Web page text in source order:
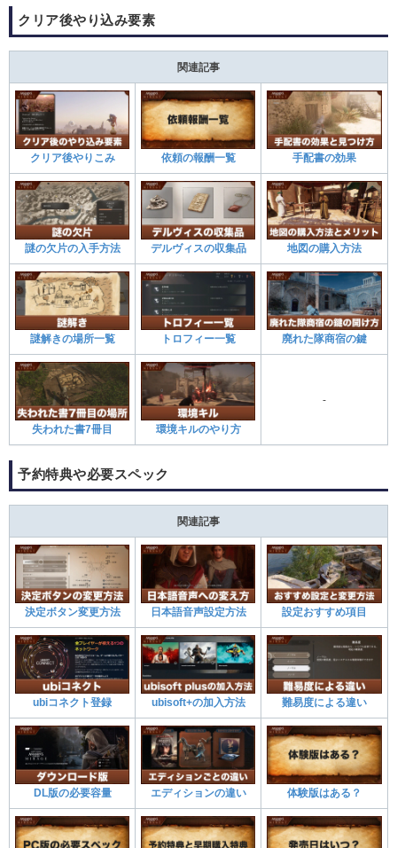
クリア後やり込み要素
関連記事
クリア後やりこみ 依頼の報酬一覧 手配書の効果
謎の欠片の入手方法 デルヴィスの収集品 地図の購入方法
謎解きの場所一覧 トロフィー一覧 廃れた隊商宿の鍵
失われた書7冊目 環境キルのやり方
-
予約特典や必要スペック
関連記事
決定ボタン変更方法 日本語音声設定方法 設定おすすめ項目
ubiコネクト登録 ubisoft+の加入方法 難易度による違い
DL版の必要容量 エディションの違い 体験版はある？